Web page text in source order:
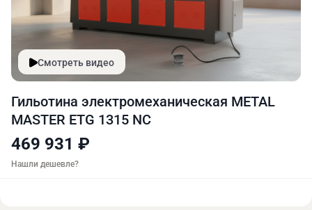
Смотреть видео
Гильотина электромеханическая METAL
MASTER ETG 1315 NC
469 931 ₽
Нашли дешевле?